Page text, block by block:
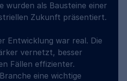
wurden als Bausteine einer
Zukunft präsentiert.
Entwicklung war real. Die
vernetzt, besser
Fällen effizienter.
eine wichtige